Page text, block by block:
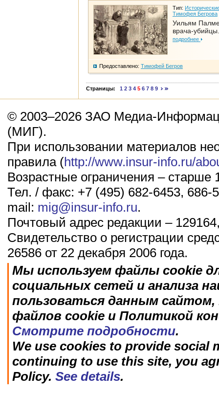
Тип:
Тимофея Бегрова
Уильям
врача-
подробнее
Предоставлено: Тимофей Бегров
Страницы: 1 2 3 4 5 6 7 8 9
© 2003–2026 ЗАО Медиа-
(МИГ).
При использовании материалов
правила (http://www.insur-info.ru/
Возрастные ограничения – старше
Тел. / факс: +7 (495) 682-6453, 686-
mail: mig@insur-info.ru.
Почтовый адрес редакции –
Свидетельство о регистрации
26586 от 22 декабря 2006 года.
Мы используем файлы cookie
социальных сетей и анализа
пользоваться данным
файлов cookie и Политикой
Смотрите подробности.
We use cookies to provide social
continuing to use this site, you
Policy. See details.